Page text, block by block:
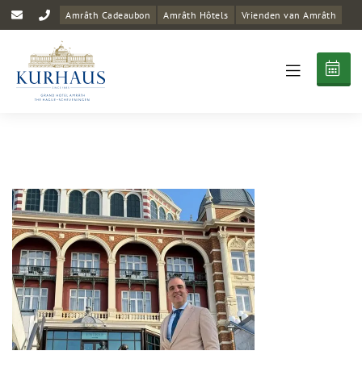
Amrâth Cadeaubon Amrâth Hôtels Vrienden van Amrâth